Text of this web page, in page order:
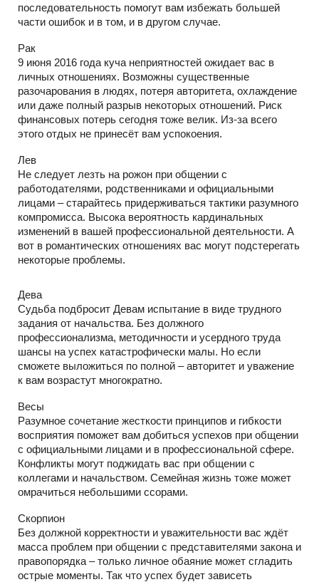
последовательность помогут вам избежать большей
части ошибок и в том, и в другом случае.
Рак
9 июня 2016 года куча неприятностей ожидает вас в
личных отношениях. Возможны существенные
разочарования в людях, потеря авторитета, охлаждение
или даже полный разрыв некоторых отношений. Риск
финансовых потерь сегодня тоже велик. Из-за всего
этого отдых не принесёт вам успокоения.
Лев
Не следует лезть на рожон при общении с
работодателями, родственниками и официальными
лицами – старайтесь придерживаться тактики разумного
компромисса. Высока вероятность кардинальных
изменений в вашей профессиональной деятельности. А
вот в романтических отношениях вас могут подстерегать
некоторые проблемы.
Дева
Судьба подбросит Девам испытание в виде трудного
задания от начальства. Без должного
профессионализма, методичности и усердного труда
шансы на успех катастрофически малы. Но если
сможете выложиться по полной – авторитет и уважение
к вам возрастут многократно.
Весы
Разумное сочетание жесткости принципов и гибкости
восприятия поможет вам добиться успехов при общении
с официальными лицами и в профессиональной сфере.
Конфликты могут поджидать вас при общении с
коллегами и начальством. Семейная жизнь тоже может
омрачиться небольшими ссорами.
Скорпион
Без должной корректности и уважительности вас ждёт
масса проблем при общении с представителями закона и
правопорядка – только личное обаяние может сгладить
острые моменты. Так что успех будет зависеть